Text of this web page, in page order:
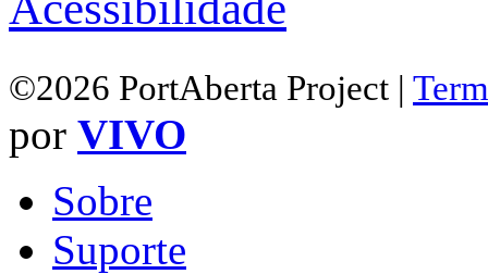
©2026 PortAberta Project |
por VIVO
Sobre
Suporte